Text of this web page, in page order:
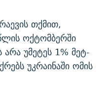
თქმით,
ოქტომბერში
უმეტეს 1% მეტ-
უკრაინაში ომის